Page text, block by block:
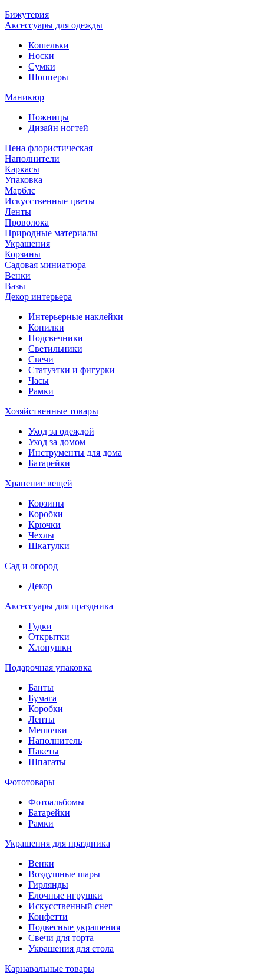
Бижутерия
Аксессуары для одежды
Кошельки
Носки
Сумки
Шопперы
Маникюр
Ножницы
Дизайн ногтей
Пена флористическая
Наполнители
Каркасы
Упаковка
Марблс
Искусственные цветы
Ленты
Проволока
Природные материалы
Украшения
Корзины
Садовая миниатюра
Венки
Вазы
Декор интерьера
Интерьерные наклейки
Копилки
Подсвечники
Светильники
Свечи
Статуэтки и фигурки
Часы
Рамки
Хозяйственные товары
Уход за одеждой
Уход за домом
Инструменты для дома
Батарейки
Хранение вещей
Корзины
Коробки
Крючки
Чехлы
Шкатулки
Сад и огород
Декор
Аксессуары для праздника
Гудки
Открытки
Хлопушки
Подарочная упаковка
Банты
Бумага
Коробки
Ленты
Мешочки
Наполнитель
Пакеты
Шпагаты
Фототовары
Фотоальбомы
Батарейки
Рамки
Украшения для праздника
Венки
Воздушные шары
Гирлянды
Елочные игрушки
Искусственный снег
Конфетти
Подвесные украшения
Свечи для торта
Украшения для стола
Карнавальные товары